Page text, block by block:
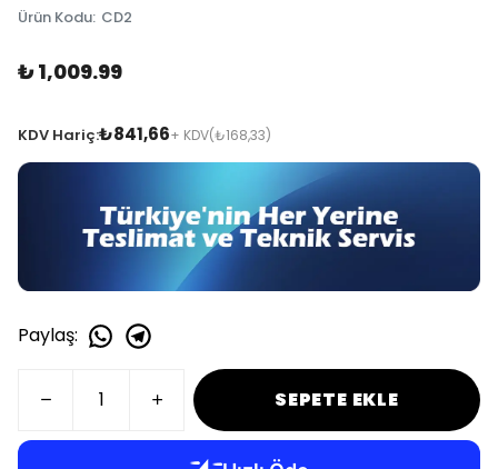
Ürün Kodu: CD2
₺ 1,009.99
KDV Hariç:₺841,66+ KDV(₺168,33)
Paylaş:
SEPETE EKLE